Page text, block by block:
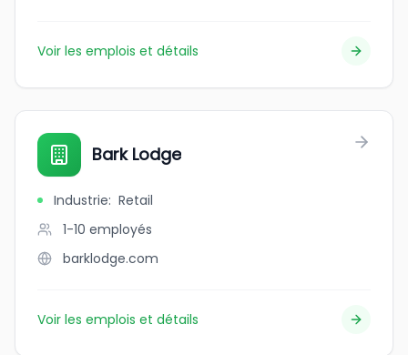
Voir les emplois et détails
Bark Lodge
Industrie: Retail
1-10 employés
barklodge.com
Voir les emplois et détails